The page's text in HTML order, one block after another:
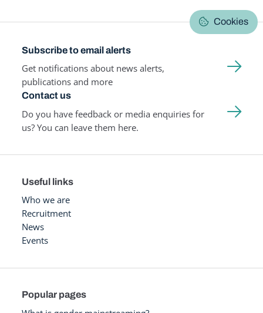
Cookies
Subscribe to email alerts
Get notifications about news alerts,
publications and more
Contact us
Do you have feedback or media enquiries for
us? You can leave them here.
Useful links
Who we are
Recruitment
News
Events
Popular pages